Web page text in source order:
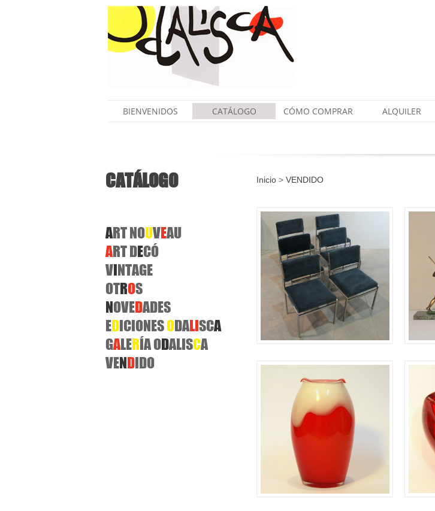
BIENVENIDOS CATÁLOGO CÓMO COMPRAR ALQUILER
CATÁLOGO
ARTNOUVEAU
ARTDECÓ
VINTAGE
OTROS
NOVEDADES
EDICIONESODALISCA
GALERÍA ODALISCA
VENDIDO
Inicio > VENDIDO